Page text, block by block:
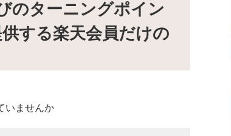
のターニングポイン
する楽天会員だけの
いませんか